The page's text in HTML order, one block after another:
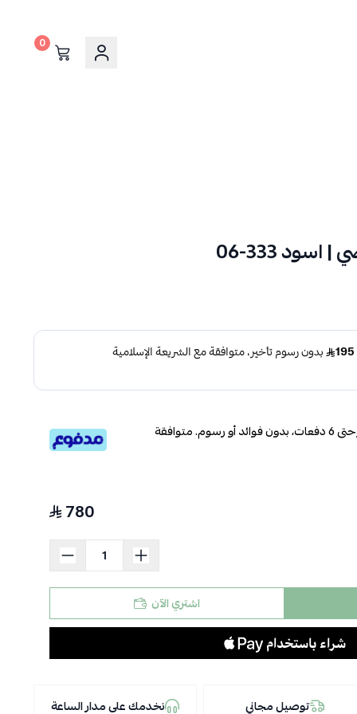
0
333-06
قسم دفعاتك بطريقة ميسرة إلى 4 وحتى 6 دفعات، بدون فوائد أو رسوم. متوافقة
780
اشتري الآن
توصيل مجاني نخدمك على مدار الساعة